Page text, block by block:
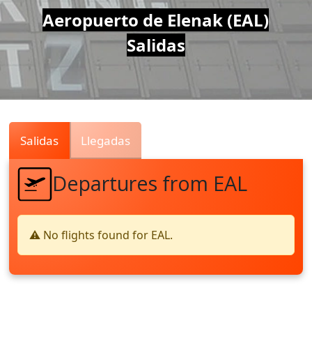
Air
Traffic
Live
Aeropuerto de Elenak (EAL)
Salidas
Salidas Llegadas
Departures from EAL
⚠️ No flights found for EAL.